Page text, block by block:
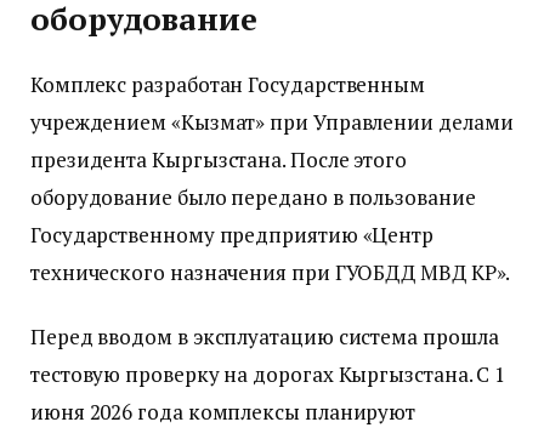
оборудование
Комплекс разработан Государственным
учреждением «Кызмат» при Управлении делами
президента Кыргызстана. После этого
оборудование было передано в пользование
Государственному предприятию «Центр
технического назначения при ГУОБДД МВД КР».
Перед вводом в эксплуатацию система прошла
тестовую проверку на дорогах Кыргызстана. С 1
июня 2026 года комплексы планируют